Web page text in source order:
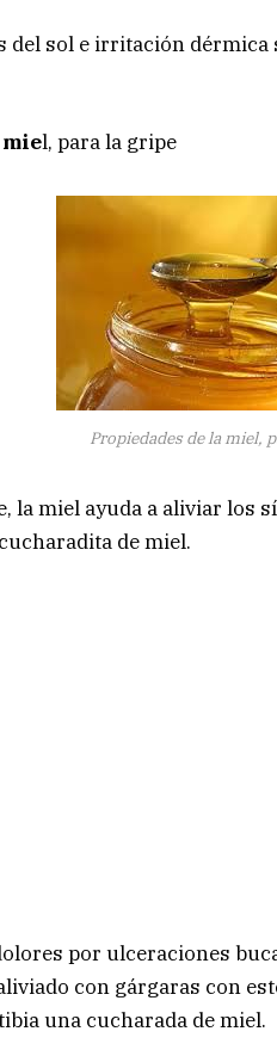
del sol e irritación
l, para la gripe
Propiedades de la miel,
la miel ayuda a aliviar los
de miel.
por ulceraciones
con gárgaras con
una cucharada de miel.